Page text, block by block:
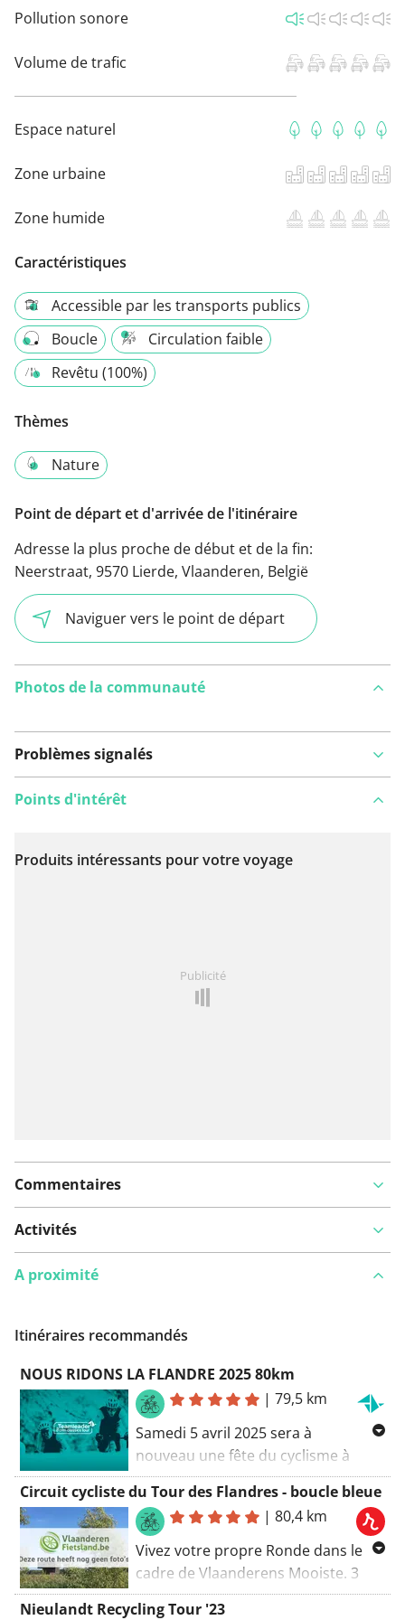
Pollution sonore
Volume de trafic
Espace naturel
Zone urbaine
Zone humide
Caractéristiques
Accessible par les transports publics
Boucle
Circulation faible
Revêtu (100%)
Thèmes
Nature
Point de départ et d'arrivée de l'itinéraire
Adresse la plus proche de début et de la fin:
Neerstraat, 9570 Lierde, Vlaanderen, België
Naviguer vers le point de départ
Photos de la communauté
Problèmes signalés
Voir sur la carte
Points d'intérêt
Produits intéressants pour votre voyage
Publicité
Commentaires
Activités
A proximité
Itinéraires recommandés
NOUS RIDONS LA FLANDRE 2025 80km
|79,5 km
Samedi 5 avril 2025 sera à
nouveau une fête du cyclisme à
attendre avec impatience, car tu
pourras, un jour avant les pros,
parcourir ton Ronde. Souffrir sur les
pentes légendaires, "dokkeren" sur
des secteurs pavés connus et
profiter d'une ambiance sans
précédent en route et à l'arrivée
Circuit cycliste du Tour des Flandres - boucle bleue
|80,4 km
Vivez votre propre Ronde dans le
cadre de Vlaanderens Mooiste. 3
boucles relient les principales
Nieulandt Recycling Tour '23